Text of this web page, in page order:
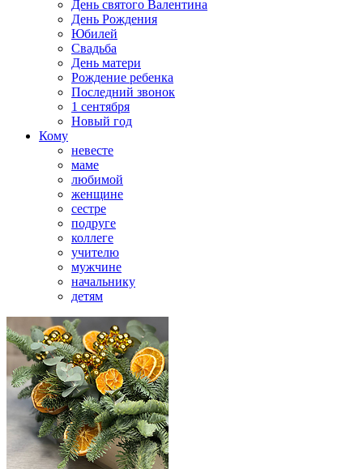
День святого Валентина
День Рождения
Юбилей
Свадьба
День матери
Рождение ребенка
Последний звонок
1 сентября
Новый год
Кому
невесте
маме
любимой
женщине
сестре
подруге
коллеге
учителю
мужчине
начальнику
детям